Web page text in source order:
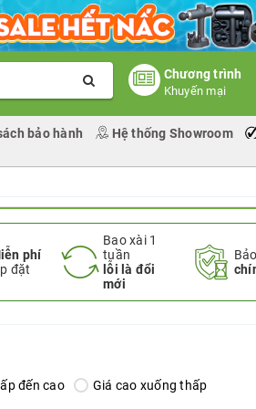
Chương trình
Khuyến mại
bảo hành Hệ thống Showroom
phí
đặt
Bao xài 1
tuần
lỗi là đổi
mới
đến cao Giá cao xuống thấp